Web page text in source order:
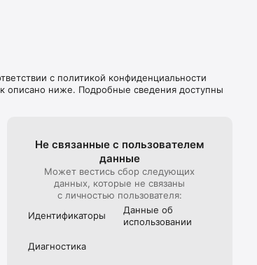
с политикой конфиденциальности
описано ниже. Подробные сведения доступны
Не связанные с пользова­телем
данные
Может вестись сбор следующих
данных, которые не связаны
с личностью пользователя:
Идентифика­торы
Данные об
использова­нии
Диагностика